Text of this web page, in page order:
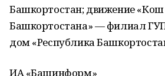
Башкортостан; движение
Башкортостана» — филиал
дом «Республика
ИА «Башинформ»